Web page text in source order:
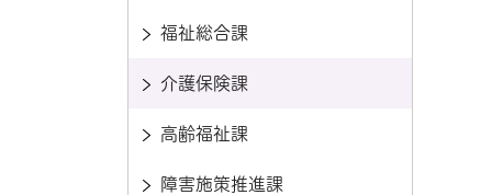
福祉総合課
介護保険課
高齢福祉課
障害施策推進課